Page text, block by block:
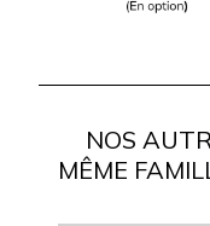
NOS
MÊME